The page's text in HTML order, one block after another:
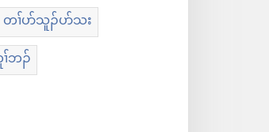
တၢ်ပာ်သူၣ်ပာ်သး
ဘၣ်